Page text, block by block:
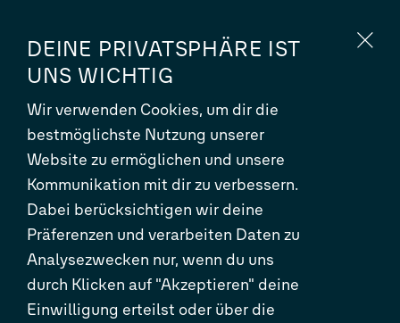
DEINE PRIVATSPHÄRE IST
UNS WICHTIG
Wir verwenden Cookies, um dir die
bestmöglichste Nutzung unserer
Website zu ermöglichen und unsere
Kommunikation mit dir zu verbessern.
Dabei berücksichtigen wir deine
Präferenzen und verarbeiten Daten zu
Analysezwecken nur, wenn du uns
durch Klicken auf "Akzeptieren" deine
Einwilligung erteilst oder über die